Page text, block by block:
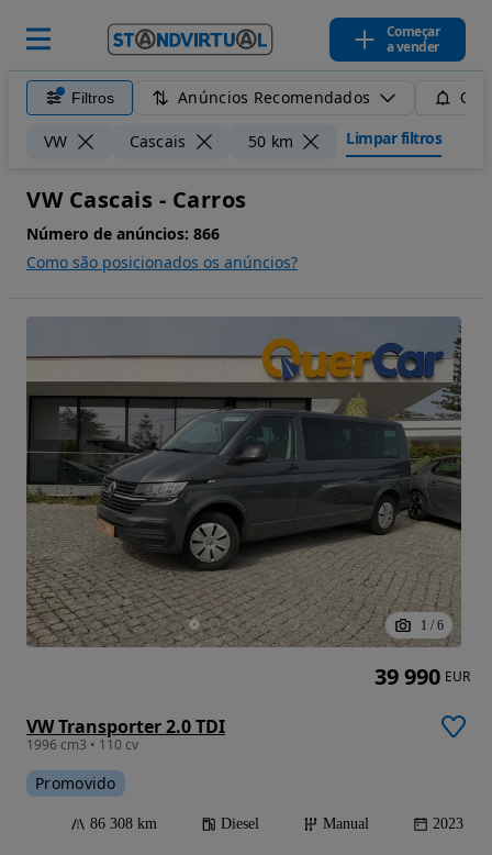
Começar
a vender
Filtros Anúncios Recomendados
VW Cascais 50 km Limpar filtros
VW Cascais - Carros
Número de anúncios: 866
Como são posicionados os anúncios?
1 / 6
VW Transporter 2.0 TDI
1996 cm3 • 110 cv
Promovido
86 308 km Diesel Manual 2023
39 990 EUR